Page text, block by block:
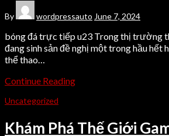
By wordpressauto June 7, 2024
bóng đá trực tiếp u23 Trong thị trường
đang sinh sản đề nghị một trong hầu hết
thể thao…
Continue Reading
Uncategorized
Khám Phá Thế Giới